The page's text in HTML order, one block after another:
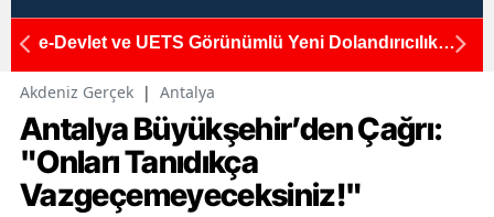
e-Devlet ve UETS Görünümlü Yeni Dolandırıcılık
Akdeniz Gerçek | Antalya
Antalya Büyükşehir’den Çağrı:
"Onları Tanıdıkça
Vazgeçemeyeceksiniz!"